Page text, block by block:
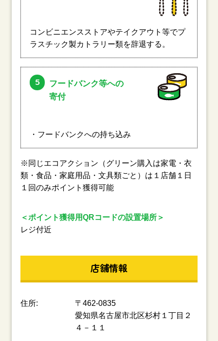
コンビニエンスストアやテイクアウト等でプ
ラスチック製カトラリー類を辞退する。
5
フードバンク等への
寄付
・フードバンクへの持ち込み
※同じエコアクション（グリーン購入は家電・衣
類・食品・家庭用品・文具類ごと）は１店舗１日
１回のみポイント獲得可能
＜ポイント獲得用QRコードの設置場所＞
レジ付近
店舗情報
住所:
〒462-0835
愛知県名古屋市北区杉村１丁目２
４－１１